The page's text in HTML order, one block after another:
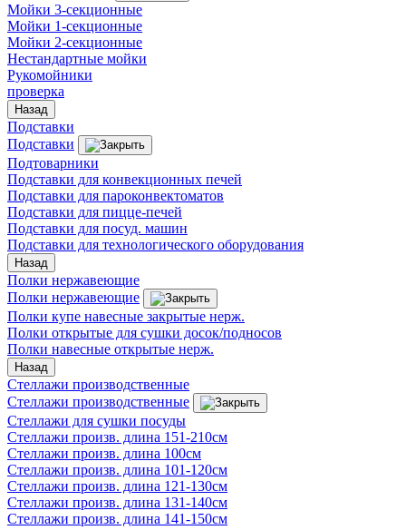
Мойки 3-секционные
Мойки 1-секционные
Мойки 2-секционные
Нестандартные мойки
Рукомойники
проверка
Назад
Подставки
Подставки
Подтоварники
Подставки для конвекционных печей
Подставки для пароконвектоматов
Подставки для пицце-печей
Подставки для посуд. машин
Подставки для технологического оборудования
Назад
Полки нержавеющие
Полки нержавеющие
Полки купе навесные закрытые нерж.
Полки открытые для сушки досок/подносов
Полки навесные открытые нерж.
Назад
Стеллажи производственные
Стеллажи производственные
Стеллажи для сушки посуды
Стеллажи произв. длина 151-210см
Стеллажи произв. длина 100см
Стеллажи произв. длина 101-120см
Стеллажи произв. длина 121-130см
Стеллажи произв. длина 131-140см
Стеллажи произв. длина 141-150см